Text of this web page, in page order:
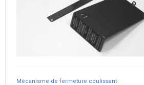
Mécanisme de fermeture coulissant